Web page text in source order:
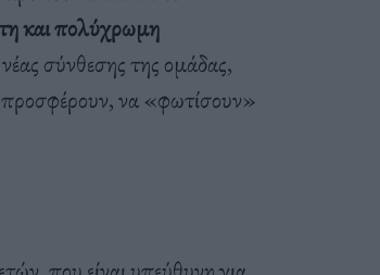
και πολύχρωμη
σύνθεσης της ομάδας,
να «φωτίσουν»